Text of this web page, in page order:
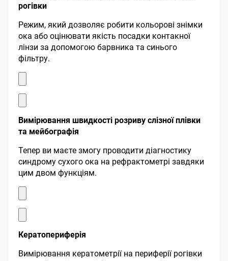
рогівки
Режим, який дозволяє робити кольорові знімки
ока або оцінювати якість посадки контакної
лінзи за допомогою барвника та синього
фільтру.
Вимірювання швидкості розриву слізної плівки
та мейбографія
Тепер ви маєте змогу проводити діагностику
синдрому сухого ока на рефрактометрі завдяки
цим двом функціям.
Кератопериферія
Вимірювання кератометрії на периферії рогівки